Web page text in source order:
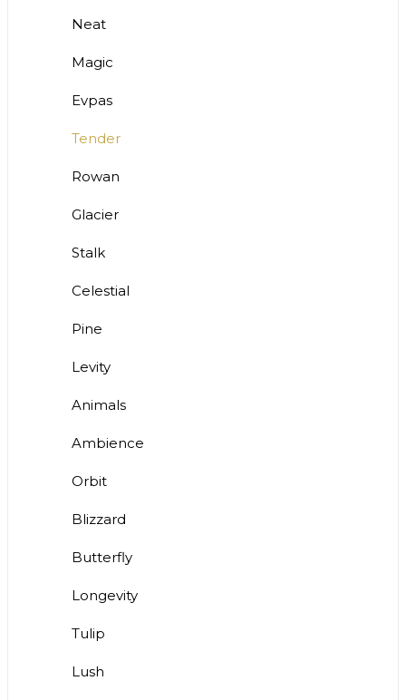
Neat
Magic
Evpas
Tender
Rowan
Glacier
Stalk
Celestial
Pine
Levity
Animals
Ambience
Orbit
Blizzard
Butterfly
Longevity
Tulip
Lush